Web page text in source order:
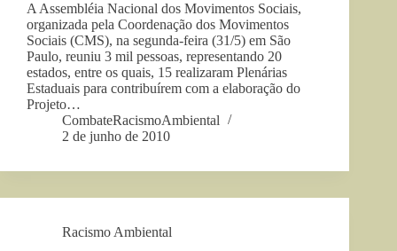
A Assembléia Nacional dos Movimentos Sociais,
organizada pela Coordenação dos Movimentos
Sociais (CMS), na segunda-feira (31/5) em São
Paulo, reuniu 3 mil pessoas, representando 20
estados, entre os quais, 15 realizaram Plenárias
Estaduais para contribuírem com a elaboração do
Projeto…
CombateRacismoAmbiental
2 de junho de 2010
Racismo Ambiental